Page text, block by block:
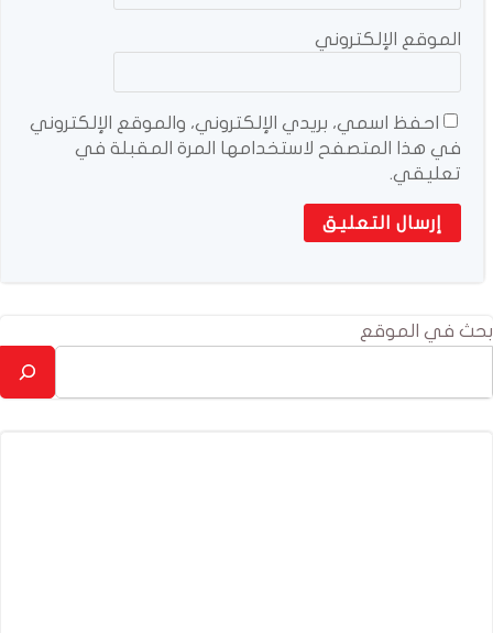
الموقع الإلكتروني
احفظ اسمي، بريدي الإلكتروني، والموقع الإلكتروني
في هذا المتصفح لاستخدامها المرة المقبلة في
تعليقي.
بحث في الموقع